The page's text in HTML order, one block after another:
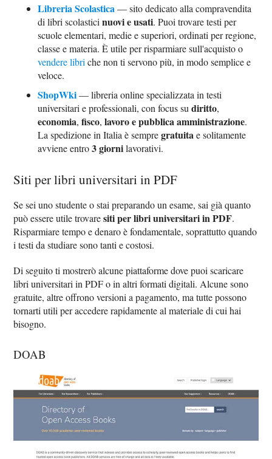
Libreria Scolastica— sito dedicato alla compravendita
di libri scolasticinuovi e usati. Puoi trovare testi per
scuole elementari, medie e superiori, ordinati per regione,
classe e materia. È utile per risparmiare sull'acquisto o
vendere libri che non ti servono più, in modo semplice e
veloce.
ShopWki— libreria online specializzata in testi
universitari e professionali, con focus sudiritto,
economia,fisco,lavoro e pubblica amministrazione.
La spedizione in Italia è sempregratuitae solitamente
avviene entro3 giornilavorativi.​
Siti per libri universitari in PDF
Se sei uno studente o stai preparando un esame, sai già quanto
può essere utile trovaresiti per libri universitari in PDF.
Risparmiare tempo e denaro è fondamentale, soprattutto quando
i testi da studiare sono tanti e costosi.
Di seguito ti mostrerò alcune piattaforme dove puoi scaricare
libri universitari in PDF o in altri formati digitali. Alcune sono
gratuite, altre offrono versioni a pagamento, ma tutte possono
tornarti utili per accedere rapidamente al materiale di cui hai
bisogno.
DOAB